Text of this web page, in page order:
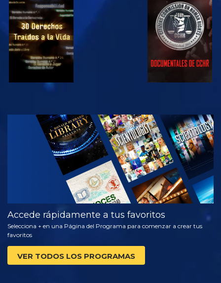
VE VE
VE
EXPLORA LAS
SERIES
Accede rápidamente a tus favoritos
Selecciona + en una Página del Programa para comenzar a crear tus
favoritos
VER TODOS LOS PROGRAMAS